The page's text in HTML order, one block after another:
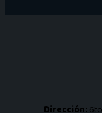
Dirección: